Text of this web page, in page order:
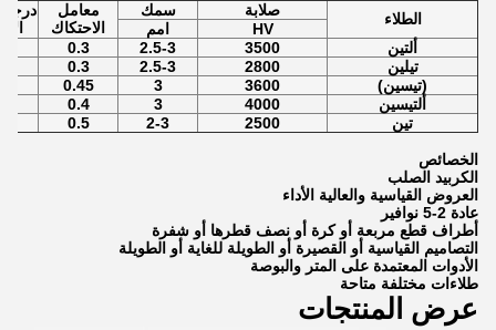
الطلاء صلابة سمك
معامل
الاحتكاك
درجة
HV
امم
ألتين
3500
2.5-3
0.3
تيلين
2800
2.5-3
0.3
(تيسين)
3600
3
0.45
ألتيسين
4000
3
0.4
تين
2500
2-3
0.5
الخصائص
الكربيد الصلب
العروض القياسية والعالية الأداء
عادة 2-5 نوافير
أطراف قطع مربعة أو كرة أو نصف قطرها أو شفرة
التصاميم القياسية أو القصيرة أو الطويلة للغاية أو الطويلة
الأدوات المعتمدة على المتر والبوصة
طلاءات مختلفة متاحة
عرض المنتجات